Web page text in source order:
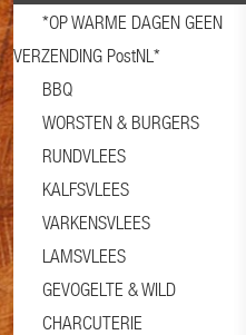
*OP WARME DAGEN GEEN
VERZENDING PostNL*
BBQ
WORSTEN & BURGERS
RUNDVLEES
KALFSVLEES
VARKENSVLEES
LAMSVLEES
GEVOGELTE & WILD
CHARCUTERIE